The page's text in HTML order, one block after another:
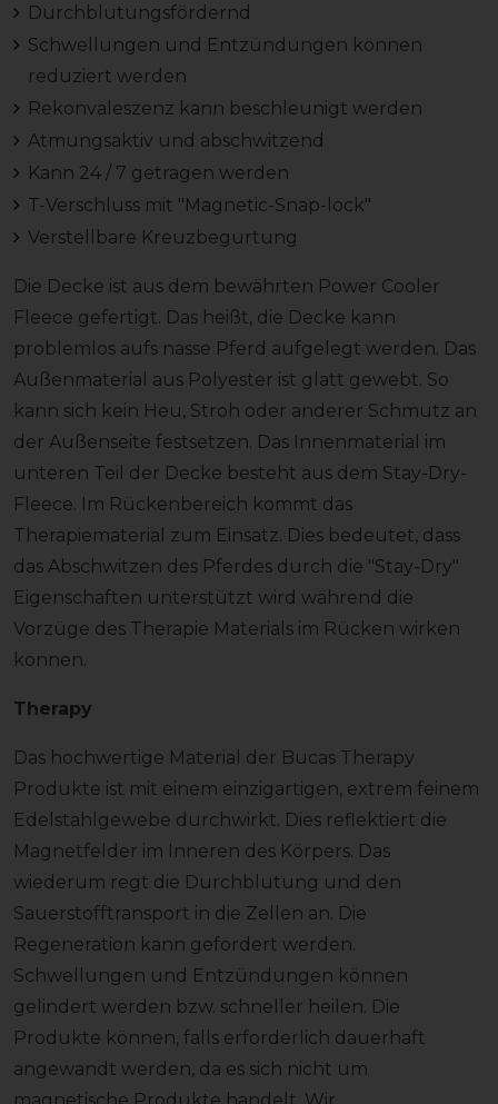
Durchblutungsfördernd
Schwellungen und Entzündungen können
reduziert werden
Rekonvaleszenz kann beschleunigt werden
Atmungsaktiv und abschwitzend
Kann 24 / 7 getragen werden
T-Verschluss mit "Magnetic-Snap-lock"
Verstellbare Kreuzbegurtung
Die Decke ist aus dem bewährten Power Cooler
Fleece gefertigt. Das heißt, die Decke kann
problemlos aufs nasse Pferd aufgelegt werden. Das
Außenmaterial aus Polyester ist glatt gewebt. So
kann sich kein Heu, Stroh oder anderer Schmutz an
der Außenseite festsetzen. Das Innenmaterial im
unteren Teil der Decke besteht aus dem Stay-Dry-
Fleece. Im Rückenbereich kommt das
Therapiematerial zum Einsatz. Dies bedeutet, dass
das Abschwitzen des Pferdes durch die "Stay-Dry"
Eigenschaften unterstützt wird während die
Vorzüge des Therapie Materials im Rücken wirken
können.
Therapy
Das hochwertige Material der Bucas Therapy
Produkte ist mit einem einzigartigen, extrem feinem
Edelstahlgewebe durchwirkt. Dies reflektiert die
Magnetfelder im Inneren des Körpers. Das
wiederum regt die Durchblutung und den
Sauerstofftransport in die Zellen an. Die
Regeneration kann gefördert werden.
Schwellungen und Entzündungen können
gelindert werden bzw. schneller heilen. Die
Produkte können, falls erforderlich dauerhaft
angewandt werden, da es sich nicht um